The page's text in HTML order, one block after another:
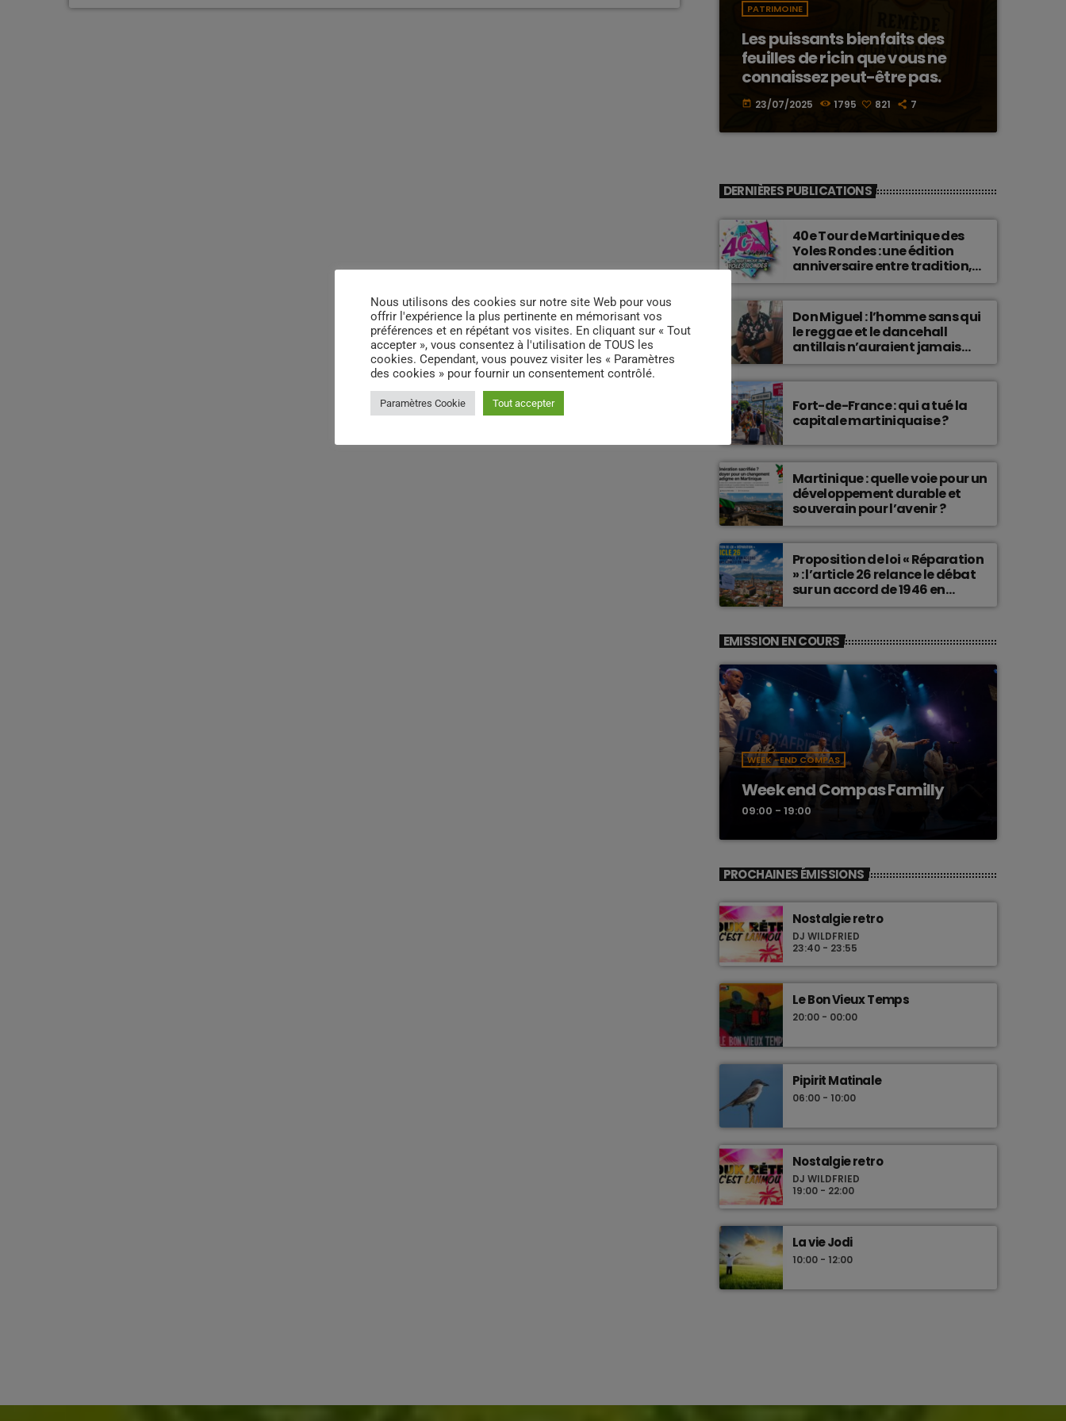
PATRIMOINE
Les puissants bienfaits des
feuilles de ricin que vous ne
connaissez peut-être pas.
today 23/07/2025 1795 821 7
DERNIÈRES PUBLICATIONS
40e Tour de Martinique des
Yoles Rondes : une édition
anniversaire entre tradition,
passion et fierté
martiniquaise.
Don Miguel : l’homme sans qui
le reggae et le dancehall
antillais n’auraient jamais
connu une telle histoire.
Fort-de-France : qui a tué la
capitale martiniquaise ?
Martinique : quelle voie pour un
développement durable et
souverain pour l’avenir ?
Proposition de loi « Réparation
» : l’article 26 relance le débat
sur un accord de 1946 en
Martinique
EMISSION EN COURS
WEEK -END COMPAS
Week end Compas Familly
09:00 - 19:00
PROCHAINES ÉMISSIONS
Nostalgie retro
DJ WILDFRIED
23:40 - 23:55
Le Bon Vieux Temps
20:00 - 00:00
Pipirit Matinale
06:00 - 10:00
Nostalgie retro
DJ WILDFRIED
19:00 - 22:00
La vie Jodi
10:00 - 12:00
Nous utilisons des cookies sur notre site Web pour vous
offrir l'expérience la plus pertinente en mémorisant vos
préférences et en répétant vos visites. En cliquant sur « Tout
accepter », vous consentez à l'utilisation de TOUS les
cookies. Cependant, vous pouvez visiter les « Paramètres
des cookies » pour fournir un consentement contrôlé.
Paramètres Cookie Tout accepter